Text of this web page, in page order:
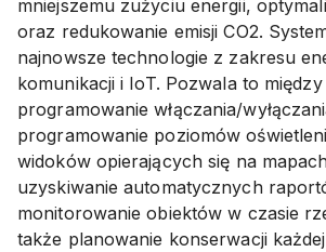
mniejszemu zużyciu energii,
oraz redukowanie emisji CO2.
najnowsze technologie z zakresu
komunikacji i IoT. Pozwala to
programowanie włączania/
programowanie poziomów
widoków opierających się na
uzyskiwanie automatycznych
monitorowanie obiektów w czasie
także planowanie konserwacji